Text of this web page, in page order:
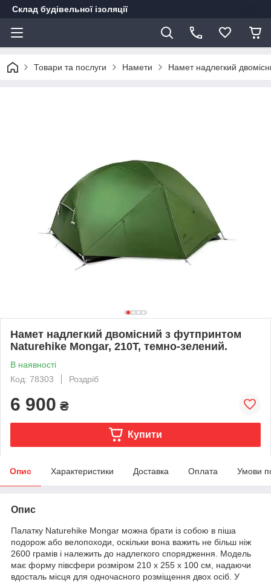
Склад будівельної ізоляції
Товари та послуги Намети Намет надлегкий
Намет надлегкий двомісний з футпринтом
Naturehike Mongar, 210T, темно-зелений.
В наявності
Код: 78303
Роздріб
6 900 ₴
Купити
Опис Характеристики Доставка Оплата Умови
Опис
Палатку Naturehike Mongar можна брати із собою в піша
подорож або велопоходи, оскільки вона важить не більш ніж
2600 грамів і належить до надлегкого спорядження. Модель
має форму півсфери розміром 210 х 255 х 100 см, надаючи
вдосталь місця для одночасного розміщення двох осіб. У